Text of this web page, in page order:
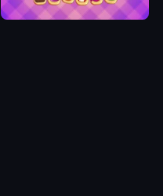
Mahjong Sweet Connection